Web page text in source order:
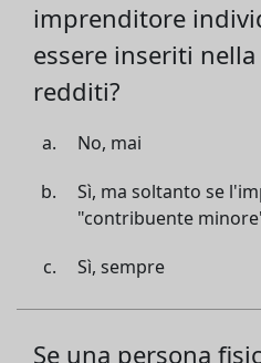
imprenditore
essere inseriti
redditi?
No, mai
Sì, ma soltanto se
"contribuente
Sì, sempre
Se una persona